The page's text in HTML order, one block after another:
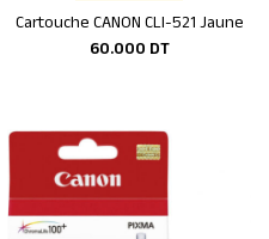
Ajouter au panier
Cartouche CANON CLI-521 Jaune
60.000 DT